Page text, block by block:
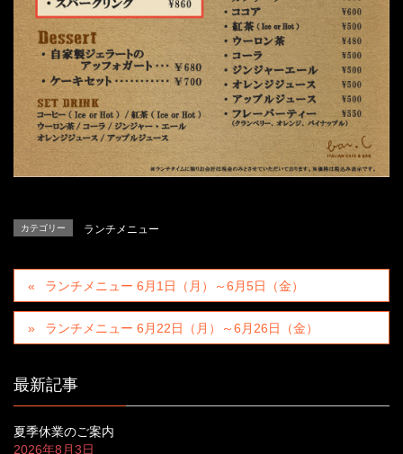
カテゴリー ランチメニュー
ランチメニュー 6月1日（月）～6月5日（金）
ランチメニュー 6月22日（月）～6月26日（金）
最新記事
夏季休業のご案内
2026年8月3日